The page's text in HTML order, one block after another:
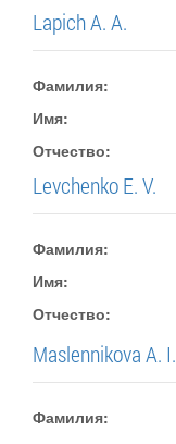
Lapich A. A.
Фамилия:
Имя:
Отчество:
Levchenko E. V.
Фамилия:
Имя:
Отчество:
Maslennikova A. I.
Фамилия: